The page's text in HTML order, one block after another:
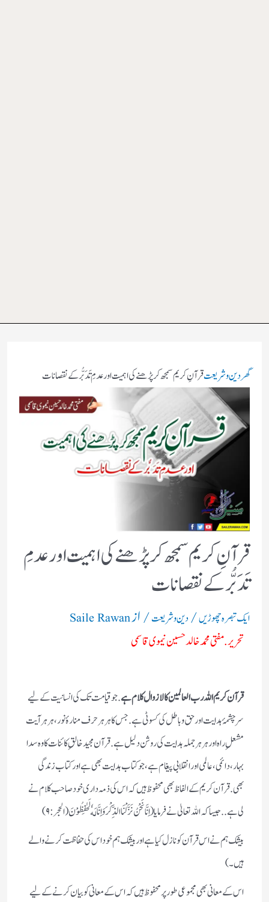
گھردین و شریعتقرآنِ کریم سمجھ کر پڑھنے کی اہمیت اور عدمِ تَدَبُّر کے نقصانات
قرآنِ کریم سمجھ کر پڑھنے کی اہمیت اور عدمِ
تَدَبُّر کے نقصانات
ایک تبصرہ چھوڑیں/دین و شریعت/ ازSaile Rawan
تحریر. مفتی محمد خالد حسین نیموی قاسمی
قرآن کریم اللہ رب العالمین کا لازوال کلام ہے. جو قیامت تک کی انسانیت کے لیے
سرچشمۂ ہدایت اور حق و باطل کی کسوٹی ہے. جس کا ہر ہر حرف منارۂ نور، ہر ہر آیت
مشعلِ راہ اور ہر ہر جملہ ہدایت کی روشن دلیل ہے.قر آن مجید خالقِ کائنات کا وہ سدا
بہار، دائمی، عالمی اورا نقلابی پیغام ہے، جو کتاب ہدایت بھی ہے اور کتاب زندگی
بھی. قرآن کریم کے الفاظ بھی محفوظ ہیں کہ اس کی ذمہ داری خود صاحب کلام نے
لی ہے.. جیسا کہ اللہ تعالیٰ نے فرمایا (اِنَّا نَحْنُ نَزَّلْنَا الذِّكْرَ وَ اِنَّا لَهٗ لَحٰفِظُوْنَ(الحجر:۹)
بیشک ہم نے اس قرآن کو نازل کیا ہے اور بیشک ہم خود اس کی حفاظت کرنے والے
ہیں ۔)
اس کے معانی بھی مجموعی طور پر محفوظ ہیں کہ اس کے معانی کو بیان کرنے کے لیے